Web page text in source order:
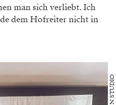
man sich verliebt. Ich
dem Hofreiter nicht in